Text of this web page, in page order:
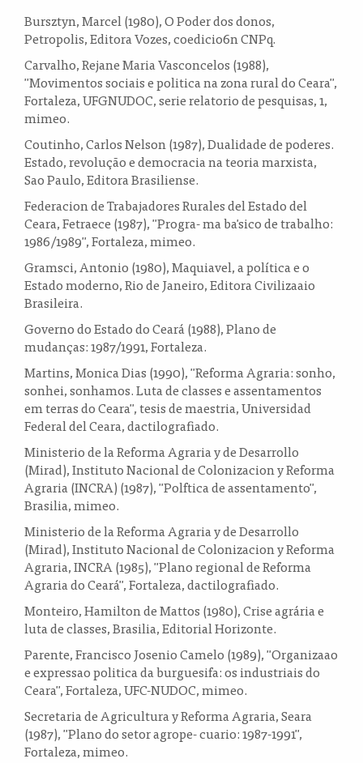
Bursztyn, Marcel (1980), O Poder dos donos,
Petropolis, Editora Vozes, coedicio6n CNPq.
Carvalho, Rejane Maria Vasconcelos (1988),
"Movimentos sociais e politica na zona rural do Ceara",
Fortaleza, UFGNUDOC, serie relatorio de pesquisas, 1,
mimeo.
Coutinho, Carlos Nelson (1987), Dualidade de poderes.
Estado, revolução e democracia na teoria marxista,
Sao Paulo, Editora Brasiliense.
Federacion de Trabajadores Rurales del Estado del
Ceara, Fetraece (1987), "Progra- ma ba'sico de trabalho:
1986/1989", Fortaleza, mimeo.
Gramsci, Antonio (1980), Maquiavel, a política e o
Estado moderno, Rio de Janeiro, Editora Civilizaaio
Brasileira.
Governo do Estado do Ceará (1988), Plano de
mudanças: 1987/1991, Fortaleza.
Martins, Monica Dias (1990), "Reforma Agraria: sonho,
sonhei, sonhamos. Luta de classes e assentamentos
em terras do Ceara", tesis de maestria, Universidad
Federal del Ceara, dactilografiado.
Ministerio de la Reforma Agraria y de Desarrollo
(Mirad), Instituto Nacional de Colonizacion y Reforma
Agraria (INCRA) (1987), "Polftica de assentamento",
Brasilia, mimeo.
Ministerio de la Reforma Agraria y de Desarrollo
(Mirad), Instituto Nacional de Colonizacion y Reforma
Agraria, INCRA (1985), "Plano regional de Reforma
Agraria do Ceará", Fortaleza, dactilografiado.
Monteiro, Hamilton de Mattos (1980), Crise agrária e
luta de classes, Brasilia, Editorial Horizonte.
Parente, Francisco Josenio Camelo (1989), "Organizaao
e expressao politica da burguesifa: os industriais do
Ceara", Fortaleza, UFC-NUDOC, mimeo.
Secretaria de Agricultura y Reforma Agraria, Seara
(1987), "Plano do setor agrope- cuario: 1987-1991",
Fortaleza, mimeo.